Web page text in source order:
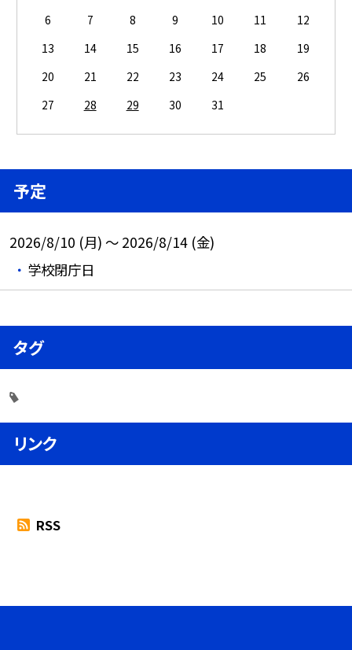
6
7 8 9 10 11
12
13
14 15 16 17 18
19
20
21 22 23 24 25
26
27
28 29 30 31
予定
2026/8/10 (月) ～ 2026/8/14 (金)
学校閉庁日
タグ
リンク
RSS